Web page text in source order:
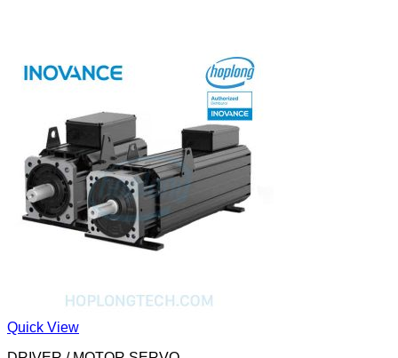
Quick View